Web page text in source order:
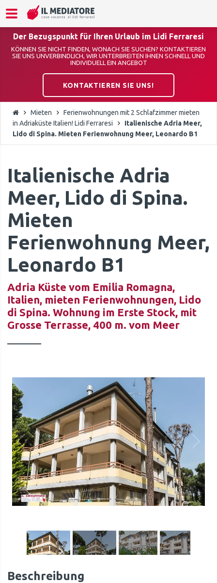
Der Bezugspunkt für Ihren Urlaub im Lidi Ferraresi
KÖNNEN SIE NICHT FINDEN, WONACH SIE SUCHEN? KONTAKTIEREN
SIE UNS UNVERBINDLICH, WIR UNTERBREITEN IHNEN SCHNELL UND
INDIVIDUELL EIN ANGEBOT
KONTAKTIEREN SIE UNS!
Mieten
Ferienwohnungen mit 2 Schlafzimmer mieten
in Adriaküste Italien! Lidi Ferraresi
Italienische Adria Meer,
Lido di Spina. Mieten Ferienwohnung Meer, Leonardo B1
Italienische Adria
Meer, Lido di Spina.
Mieten
Ferienwohnung Meer,
Leonardo B1
Adria Küste vom Emilia Romagna,
Italien, mieten Ferienwohnungen, Lido
di Spina. Wohnung im Erste Stock, mit
Grosse Terrasse, 400 m. vom Meer
Beschreibung